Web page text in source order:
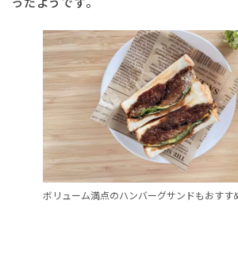
ボリューム満点のハンバーグサンドもおすす